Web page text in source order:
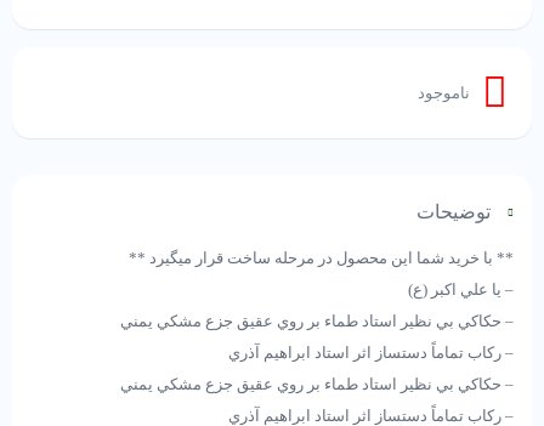
ناموجود
توضیحات
** با خرید شما این محصول در مرحله ساخت قرار میگیرد **
– يا علي اكبر (ع)
– حكاكي بي نظير استاد طماء بر روي عقيق جزع مشكي يمني
– ركاب تماماً دستساز اثر استاد ابراهيم آذري
– حكاكي بي نظير استاد طماء بر روي عقيق جزع مشكي يمني
– ركاب تماماً دستساز اثر استاد ابراهيم آذري